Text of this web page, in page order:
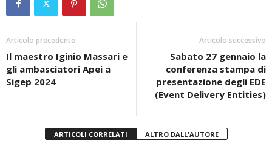
Articolo precedente
Il maestro Iginio Massari e
gli ambasciatori Apei a
Sigep 2024
Articolo successivo
Sabato 27 gennaio la
conferenza stampa di
presentazione degli EDE
(Event Delivery Entities)
ARTICOLI CORRELATI ALTRO DALL'AUTORE